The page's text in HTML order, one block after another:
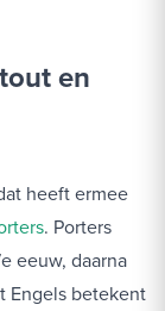
en
heeft ermee
. Porters
eeuw, daarna
Engels betekent